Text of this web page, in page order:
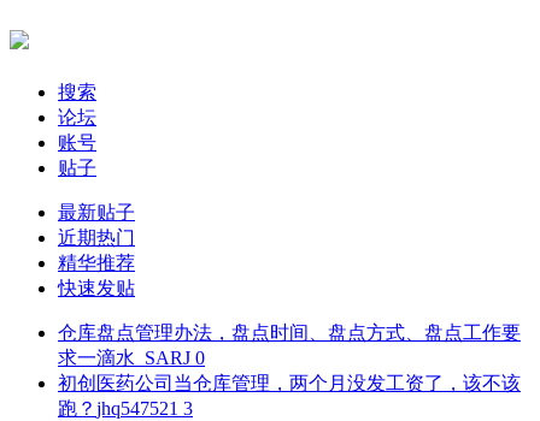
搜索
论坛
账号
贴子
最新贴子
近期热门
精华推荐
快速发贴
仓库盘点管理办法，盘点时间、盘点方式、盘点工作要
求一滴水_SARJ 0
初创医药公司当仓库管理，两个月没发工资了，该不该
跑？ jhq547521 3